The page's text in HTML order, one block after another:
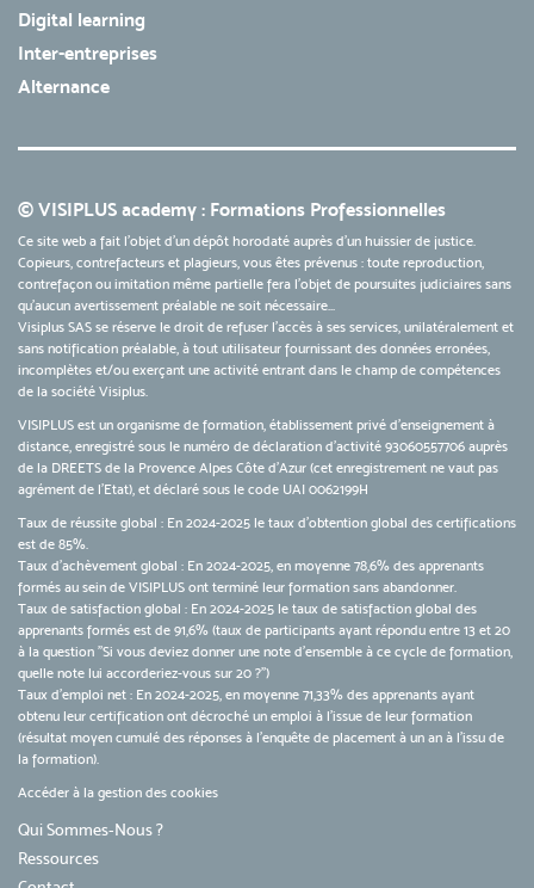
Digital learning
Inter-entreprises
Alternance
© VISIPLUS academy : Formations Professionnelles
Ce site web a fait l'objet d'un dépôt horodaté auprès d'un huissier de justice.
Copieurs, contrefacteurs et plagieurs, vous êtes prévenus : toute reproduction,
contrefaçon ou imitation même partielle fera l'objet de poursuites judiciaires sans
qu’aucun avertissement préalable ne soit nécessaire...
Visiplus SAS se réserve le droit de refuser l'accès à ses services, unilatéralement et
sans notification préalable, à tout utilisateur fournissant des données erronées,
incomplètes et/ou exerçant une activité entrant dans le champ de compétences
de la société Visiplus.
VISIPLUS est un organisme de formation, établissement privé d’enseignement à
distance, enregistré sous le numéro de déclaration d’activité 93060557706 auprès
de la DREETS de la Provence Alpes Côte d’Azur (cet enregistrement ne vaut pas
agrément de l’Etat), et déclaré sous le code UAI 0062199H
Taux de réussite global : En 2024-2025 le taux d'obtention global des certifications
est de 85%.
Taux d’achèvement global : En 2024-2025, en moyenne 78,6% des apprenants
formés au sein de VISIPLUS ont terminé leur formation sans abandonner.
Taux de satisfaction global : En 2024-2025 le taux de satisfaction global des
apprenants formés est de 91,6% (taux de participants ayant répondu entre 13 et 20
à la question "Si vous deviez donner une note d’ensemble à ce cycle de formation,
quelle note lui accorderiez-vous sur 20 ?")
Taux d’emploi net : En 2024-2025, en moyenne 71,33% des apprenants ayant
obtenu leur certification ont décroché un emploi à l'issue de leur formation
(résultat moyen cumulé des réponses à l'enquête de placement à un an à l'issu de
la formation).
Accéder à la gestion des cookies
Qui Sommes-Nous ?
Ressources